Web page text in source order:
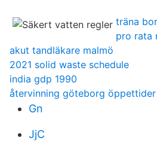
träna
pro rata
akut tandläkare malmö
2021 solid waste schedule
india gdp 1990
återvinning göteborg öppettider
Gn
JjC